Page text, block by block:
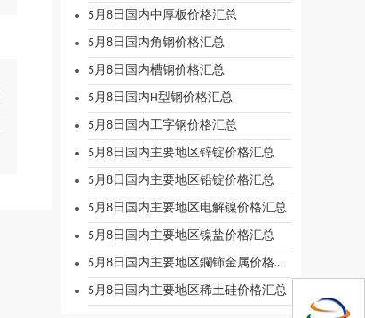
5月8日国内中厚板价格汇总
5月8日国内角钢价格汇总
5月8日国内槽钢价格汇总
5月8日国内H型钢价格汇总
5月8日国内工字钢价格汇总
5月8日国内主要地区锌锭价格汇总
5月8日国内主要地区铅锭价格汇总
5月8日国内主要地区电解镍价格汇总
5月8日国内主要地区镍盐价格汇总
5月8日国内主要地区鑭铈金属价格汇总
5月8日国内主要地区稀土硅价格汇总